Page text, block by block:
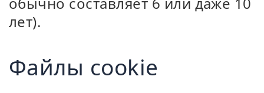
лет).
Файлы cookie